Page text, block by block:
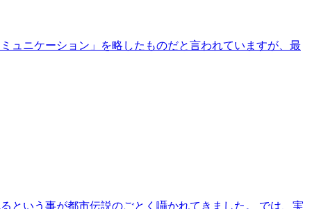
ュニケーション」を略したものだと言われていますが、最
という事が都市伝説のごとく囁かれてきました。 では、実